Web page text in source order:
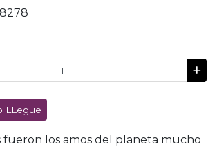
LLegue
fueron los amos del planeta mucho